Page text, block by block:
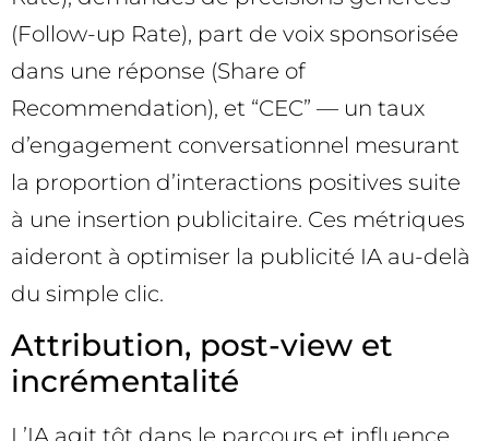
(Follow-up Rate), part de voix sponsorisée
dans une réponse (Share of
Recommendation), et “CEC” — un taux
d’engagement conversationnel mesurant
la proportion d’interactions positives suite
à une insertion publicitaire. Ces métriques
aideront à optimiser la publicité IA au-delà
du simple clic.
Attribution, post-view et
incrémentalité